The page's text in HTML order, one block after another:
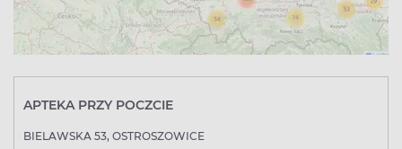
APTEKA PRZY POCZCIE
BIELAWSKA 53, OSTROSZOWICE